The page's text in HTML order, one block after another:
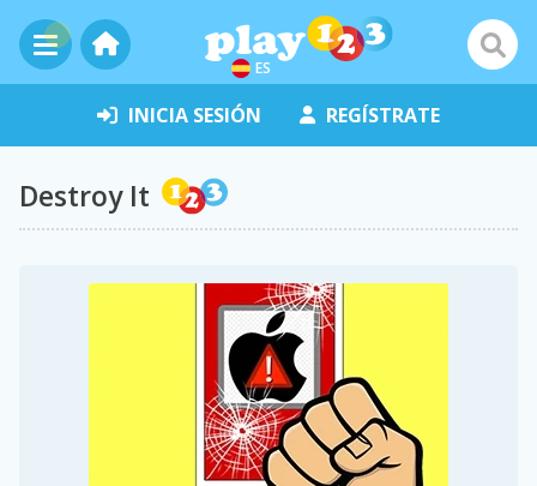
ES
INICIA SESIÓN REGÍSTRATE
Destroy It